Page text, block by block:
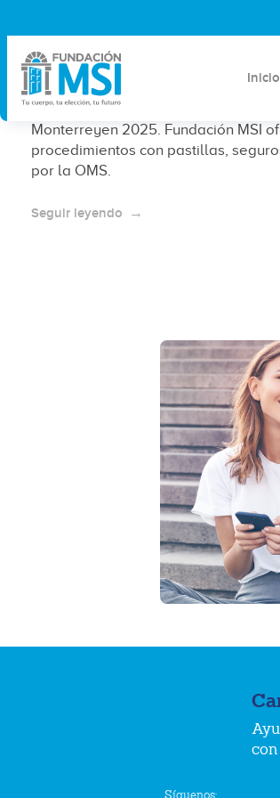
Inicio
¿Cuánto cuesta un
Monterrey en 2025?
Conoce los costos y opciones de
Monterreyen 2025. Fundación MSI
procedimientos con pastillas,
por la OMS.
Seguir leyendo